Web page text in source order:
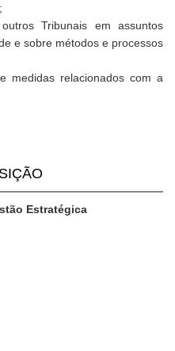
Tribunais em assuntos
e sobre métodos e processos
medidas relacionados com a
Estratégica